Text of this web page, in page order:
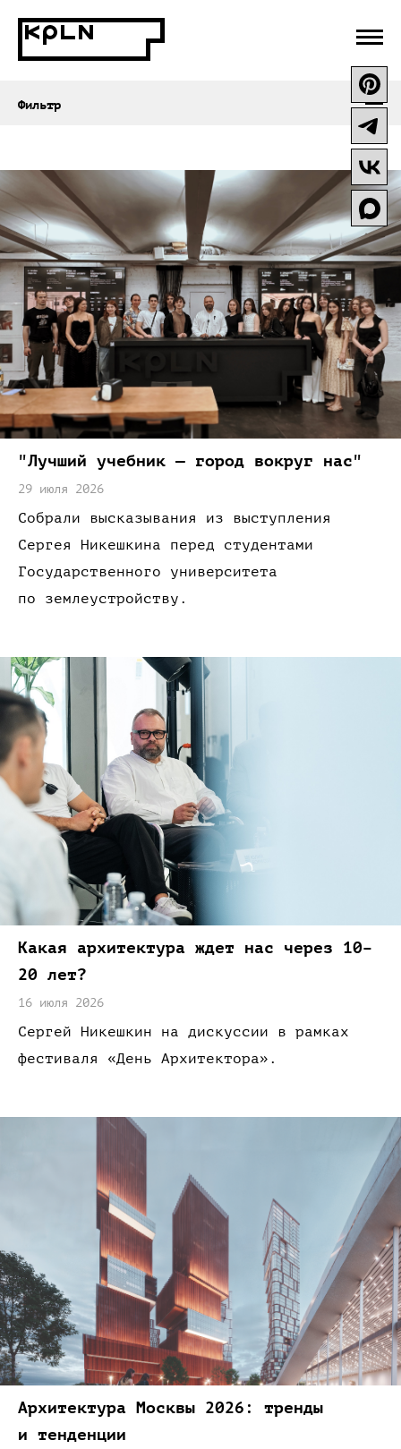
Публикации
Стройки
Награды
Проекты
Эксперты
"Лучший учебник — город вокруг нас"
29 июля 2026
Собрали высказывания из выступления
Сергея Никешкина перед студентами
Государственного университета
по землеустройству.
Какая архитектура ждет нас через 10–
20 лет?
16 июля 2026
Сергей Никешкин на дискуссии
в рамках
фестиваля «День Архитектора» .
Архитектура Москвы 2026: тренды
и тенденции